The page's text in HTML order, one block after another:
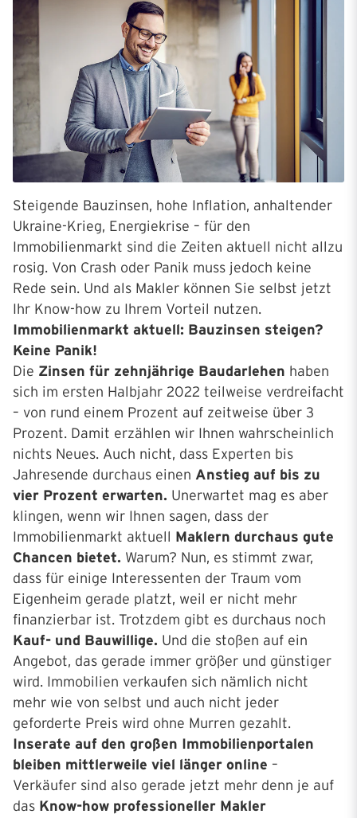
Steigende Bauzinsen, hohe Inflation, anhaltender
Ukraine-Krieg, Energiekrise – für den
Immobilienmarkt sind die Zeiten aktuell nicht allzu
rosig. Von Crash oder Panik muss jedoch keine
Rede sein. Und als Makler können Sie selbst jetzt
Ihr Know-how zu Ihrem Vorteil nutzen.
Immobilienmarkt aktuell: Bauzinsen steigen?
Keine Panik!
Die Zinsen für zehnjährige Baudarlehen haben
sich im ersten Halbjahr 2022 teilweise verdreifacht
– von rund einem Prozent auf zeitweise über 3
Prozent. Damit erzählen wir Ihnen wahrscheinlich
nichts Neues. Auch nicht, dass Experten bis
Jahresende durchaus einen Anstieg auf bis zu
vier Prozent erwarten. Unerwartet mag es aber
klingen, wenn wir Ihnen sagen, dass der
Immobilienmarkt aktuell Maklern durchaus gute
Chancen bietet. Warum? Nun, es stimmt zwar,
dass für einige Interessenten der Traum vom
Eigenheim gerade platzt, weil er nicht mehr
finanzierbar ist. Trotzdem gibt es durchaus noch
Kauf- und Bauwillige. Und die stoßen auf ein
Angebot, das gerade immer größer und günstiger
wird. Immobilien verkaufen sich nämlich nicht
mehr wie von selbst und auch nicht jeder
geforderte Preis wird ohne Murren gezahlt.
Inserate auf den großen Immobilienportalen
bleiben mittlerweile viel länger online –
Verkäufer sind also gerade jetzt mehr denn je auf
das Know-how professioneller Makler